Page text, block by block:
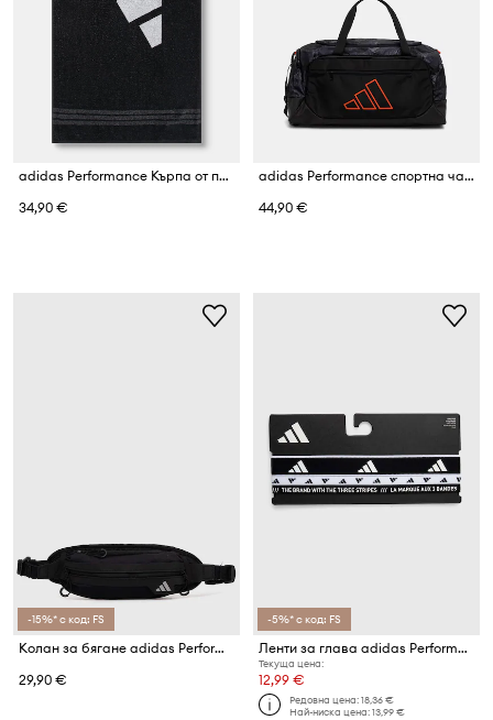
adidas Performance Кърпа от памук
34,90 €
adidas Performance спортна чанта
44,90 €
-15%* с код: FS
Колан за бягане adidas Performance Run
29,90 €
-5%* с код: FS
Ленти за глава adidas Performance (3 броя) 3-pack
Текуща цена:
12,99 €
Редовна цена:18,36 €
Най-ниска цена:13,99 €